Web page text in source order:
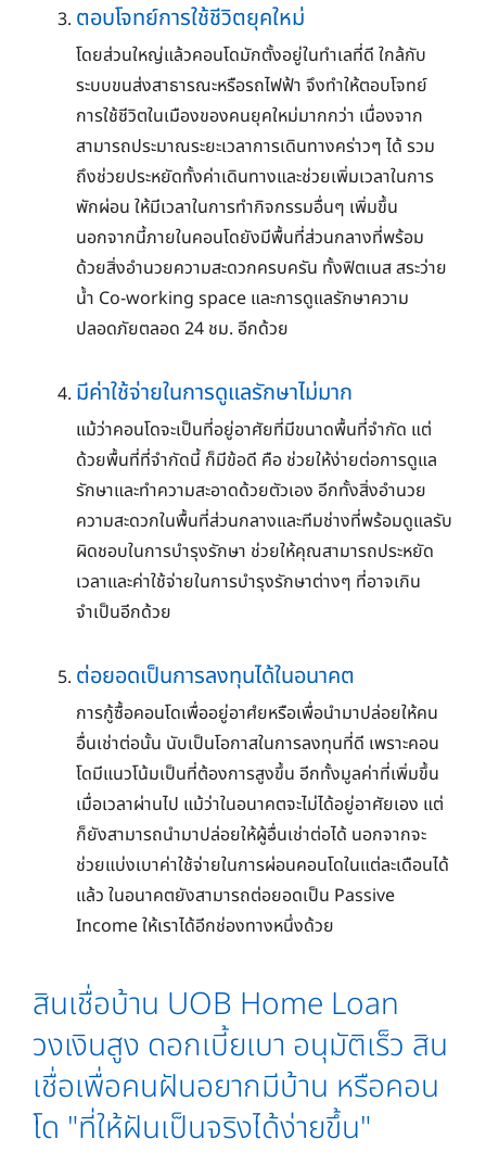
ตอบโจทย์การใช้ชีวิตยุคใหม่
โดยส่วนใหญ่แล้วคอนโดมักตั้งอยู่ในทำเลที่ดี ใกล้กับ
ระบบขนส่งสาธารณะหรือรถไฟฟ้า จึงทำให้ตอบโจทย์
การใช้ชีวิตในเมืองของคนยุคใหม่มากกว่า เนื่องจาก
สามารถประมาณระยะเวลาการเดินทางคร่าวๆ ได้ รวม
ถึงช่วยประหยัดทั้งค่าเดินทางและช่วยเพิ่มเวลาในการ
พักผ่อน ให้มีเวลาในการทำกิจกรรมอื่นๆ เพิ่มขึ้น
นอกจากนี้ภายในคอนโดยังมีพื้นที่ส่วนกลางที่พร้อม
ด้วยสิ่งอำนวยความสะดวกครบครัน ทั้งฟิตเนส สระว่าย
น้ำ Co-working space และการดูแลรักษาความ
ปลอดภัยตลอด 24 ชม. อีกด้วย
มีค่าใช้จ่ายในการดูแลรักษาไม่มาก
แม้ว่าคอนโดจะเป็นที่อยู่อาศัยที่มีขนาดพื้นที่จำกัด แต่
ด้วยพื้นที่ที่จำกัดนี้ ก็มีข้อดี คือ ช่วยให้ง่ายต่อการดูแล
รักษาและทำความสะอาดด้วยตัวเอง อีกทั้งสิ่งอำนวย
ความสะดวกในพื้นที่ส่วนกลางและทีมช่างที่พร้อมดูแลรับ
ผิดชอบในการบำรุงรักษา ช่วยให้คุณสามารถประหยัด
เวลาและค่าใช้จ่ายในการบำรุงรักษาต่างๆ ที่อาจเกิน
จำเป็นอีกด้วย
ต่อยอดเป็นการลงทุนได้ในอนาคต
การกู้ซื้อคอนโดเพื่ออยู่อาศํยหรือเพื่อนำมาปล่อยให้คน
อื่นเช่าต่อนั้น นับเป็นโอกาสในการลงทุนที่ดี เพราะคอน
โดมีแนวโน้มเป็นที่ต้องการสูงขึ้น อีกทั้งมูลค่าที่เพิ่มขึ้น
เมื่อเวลาผ่านไป แม้ว่าในอนาคตจะไม่ได้อยู่อาศัยเอง แต่
ก็ยังสามารถนำมาปล่อยให้ผู้อื่นเช่าต่อได้ นอกจากจะ
ช่วยแบ่งเบาค่าใช้จ่ายในการผ่อนคอนโดในแต่ละเดือนได้
แล้ว ในอนาคตยังสามารถต่อยอดเป็น Passive
Income ให้เราได้อีกช่องทางหนึ่งด้วย
สินเชื่อบ้าน UOB Home Loan
วงเงินสูง ดอกเบี้ยเบา อนุมัติเร็ว สิน
เชื่อเพื่อคนฝันอยากมีบ้าน หรือคอน
โด "ที่ให้ฝันเป็นจริงได้ง่ายขึ้น"